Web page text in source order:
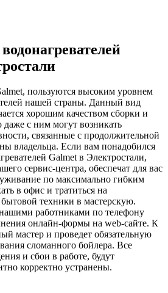
пользуются высоким уровнем
нашей страны. Данный вид
хорошим качеством сборки и
даже с ним могут возникать
связанные с продолжительной
владельца. Если вам понадобился
Galmet в Электростали,
сервис-центра, обеспечат для вас
по максимально гибким
в офис и тратиться на
техники в мастерскую.
нашими работниками по телефону
онлайн-формы на web-сайте. К
мастер и проведет обязательную
сломанного бойлера. Все
и сбои в работе, будут
корректно устранены.